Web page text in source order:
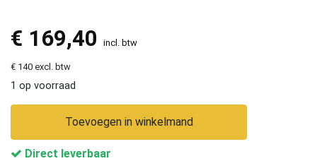
€ 169,40 incl. btw
€ 140 excl. btw
1 op voorraad
Toevoegen in winkelmand
Direct leverbaar